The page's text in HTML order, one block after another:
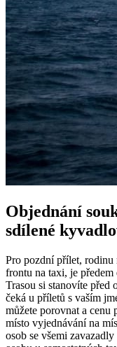
Objednání
sdílené
Pro pozdní přílet,
frontu na taxi, je
Trasou si stanovíte před
čeká u příletů s vaším
můžete porovnat a
místo vyjednávání na
osob se všemi